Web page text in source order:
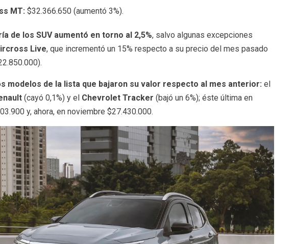
MT: $32.366.650 (aumentó 3%).
de los SUV aumentó en torno al 2,5%, salvo algunas excepciones
Live, que incrementó un 15% respecto a su precio del mes pasado
modelos de la lista que bajaron su valor respecto al mes anterior: el
(cayó 0,1%) y el Chevrolet Tracker (bajó un 6%); éste última en
y, ahora, en noviembre $27.430.000.